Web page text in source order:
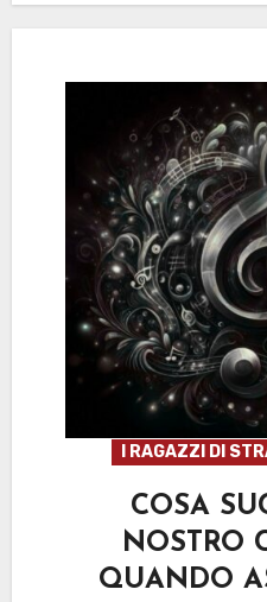
I RAGAZZI DI
COSA
NOSTRO
QUANDO